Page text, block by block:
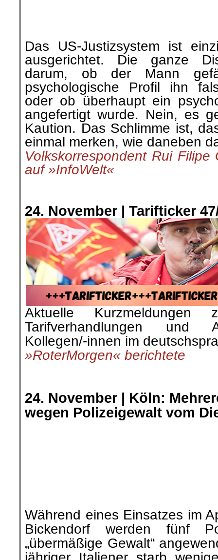
Aktuelle
Tarifverhandlungen und
Kollegen/-innen im
»RoterMorgen« berichtete
.
.
24. November |Köln:
wegen Polizeigewalt vom
Während eines Einsatzes im
Bickendorf werden fünf
„übermäßige Gewalt“
jähriger Italiener starb
Vorfall an den Folgen
Krankenhaus.
»AmericanRebel« berichtete
.
der richtige Zeitpunkt für
kam es an mehreren
Video äußerten sich nun
des Universitätsklinikums
ziehen mit ihren